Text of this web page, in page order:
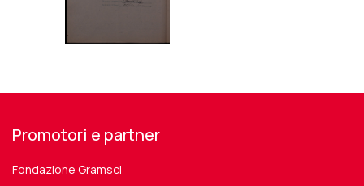
Promotori e partner
Fondazione Gramsci